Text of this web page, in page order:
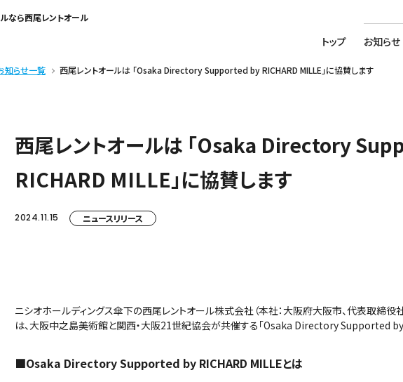
なら西尾レントオール
トップ お知らせ
知らせ一覧 西尾レントオールは 「Osaka Directory Supported by RICHARD MILLE」に協賛します
西尾レントオールは 「Osaka Directory
RICHARD MILLE」に協賛します
2024.11.15 ニュースリリース
ニシオホールディングス傘下の西尾レントオール株式会社（本社：大阪府大阪市、代表取締役
は、大阪中之島美術館と関西・大阪21世紀協会が共催する「Osaka Directory Supported by
■Osaka Directory Supported by RICHARD MILLEとは